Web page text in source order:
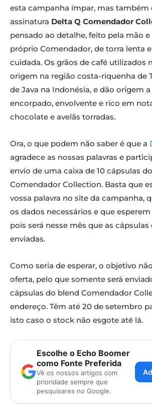
esta campanha ímpar, mas também
assinatura Delta Q Comendador
pensado ao detalhe, feito pela mão
próprio Comendador, de torra lenta
cuidada. Os grãos de café utilizados
origem na região costa-riquenha de
de Java na Indonésia, e dão origem
encorpado, envolvente e rico em
chocolate e avelãs torradas.
Ora, o que podem não saber é que a
agradece as nossas palavras e
envio de uma caixa de 10 cápsulas
Comendador Collection. Basta que
vossa palavra no site da campanha,
os dados necessários e que
pois será nesse mês que as cápsulas
enviadas.
Como seria de esperar, o objetivo
oferta, pelo que somente será
cápsulas do blend Comendador
endereço. Têm até 20 de setembro
isto caso o stock não esgote até lá.
Escolhe o Echo Boomer
como Fonte Preferida
Vê os nossos artigos com
prioridade sempre que
pesquisares no Google.